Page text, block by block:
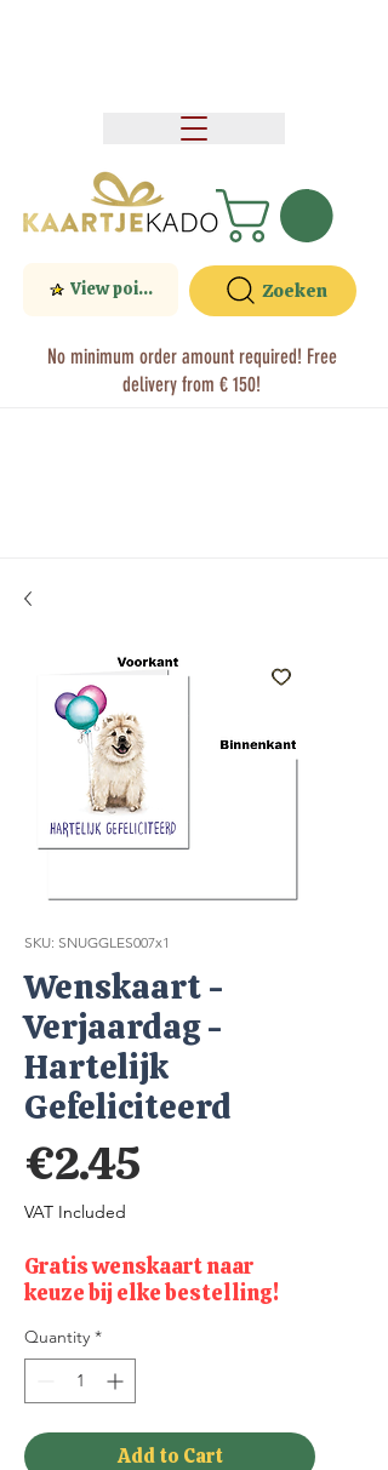
No minimum order amount required! Free
delivery from € 150!
View points Zoeken
SKU: SNUGGLES007x1
Wenskaart -
Verjaardag -
Hartelijk
Gefeliciteerd
€2.45
VAT Included
Gratis wenskaart naar
keuze bij elke bestelling!
Quantity *
Add to Cart